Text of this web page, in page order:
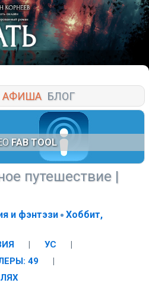
АФИША БЛОГ
FAB TOOL
путешествие |
и фэнтэзи
Хоббит,
| УС
|
49
|